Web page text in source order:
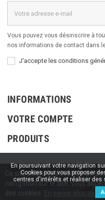
Vous pouvez vous désinscrire à
nos informations de contact dans
J'accepte les conditions
INFORMATIONS
VOTRE COMPTE
PRODUITS
Copyright © 2020 / 2022 / 2023
Ce site utilise des cookies. En
navigation sur le site, vous
des cookies.
En savoir plus ici.
En poursuivant votre navigation
Cookies pour vous proposer
centres d'intérêts et réaliser des